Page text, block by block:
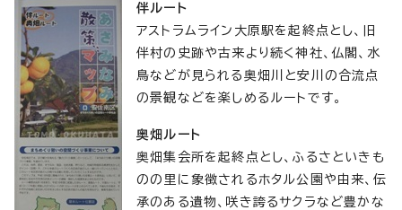
伴ルート
アストラムライン大原駅を起終点とし、旧
伴村の史跡や古来より続く神社、仏閣、水
鳥などが見られる奥畑川と安川の合流点
の景観などを楽しめるルートです。
奥畑ルート
奥畑集会所を起終点とし、ふるさといきも
のの里に象徴されるホタル公園や由来、伝
承のある遺物、咲き誇るサクラなど豊かな